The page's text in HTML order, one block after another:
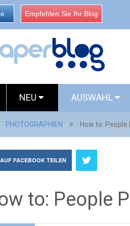
Empfehlen Sie Ihr Blog
NEU AUSWAHL
PHOTOGRAPHIEN How to: People
AUF FACEBOOK TEILEN
to: People